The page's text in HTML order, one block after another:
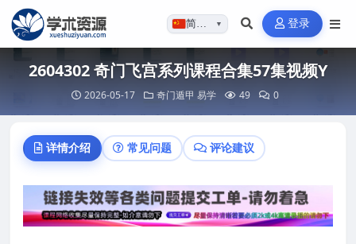
简体…▼ 登录
2604302 奇门飞宫系列课程合集57集视频Y
2026-05-17 奇门遁甲 易学 49 0
详情介绍 常见问题 评论建议